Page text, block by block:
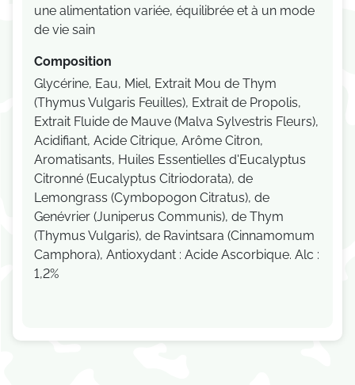
une alimentation variée, équilibrée et à un mode
de vie sain
Composition
Glycérine, Eau, Miel, Extrait Mou de Thym
(Thymus Vulgaris Feuilles), Extrait de Propolis,
Extrait Fluide de Mauve (Malva Sylvestris Fleurs),
Acidifiant, Acide Citrique, Arôme Citron,
Aromatisants, Huiles Essentielles d'Eucalyptus
Citronné (Eucalyptus Citriodorata), de
Lemongrass (Cymbopogon Citratus), de
Genévrier (Juniperus Communis), de Thym
(Thymus Vulgaris), de Ravintsara (Cinnamomum
Camphora), Antioxydant : Acide Ascorbique. Alc :
1,2%